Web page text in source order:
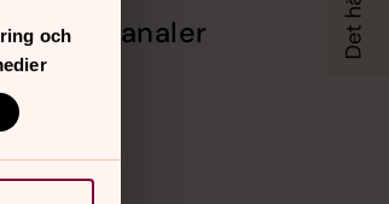
och
kanaler
Instagram